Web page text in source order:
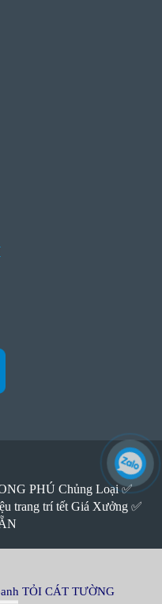
PHÚ Chủng Loại ✅
trang trí tết Giá Xưởng ✅
TỎI CÁT TƯỜNG